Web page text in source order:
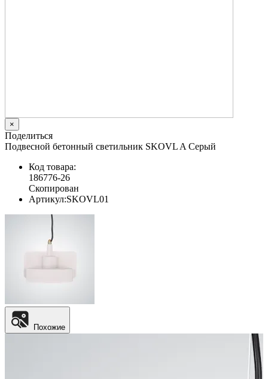
×
Поделиться
Подвесной бетонный светильник SKOVL A Серый
Код товара:
186776-26
Скопирован
Артикул:SKOVL01
Похожие